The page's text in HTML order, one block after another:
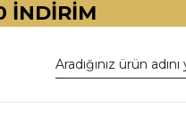
İNDİRİM